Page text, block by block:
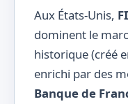
Aux États-Unis,
dominent le
historique (créé
enrichi par des
Banque de